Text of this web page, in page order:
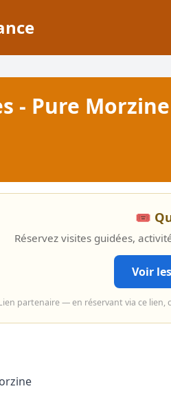
- Pure Morzine
🎟️
Réservez visites guidées,
Voir
partenaire — en réservant via ce